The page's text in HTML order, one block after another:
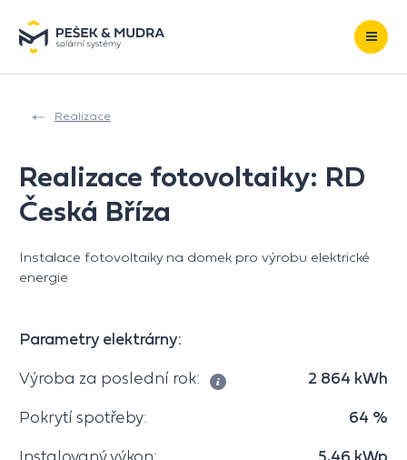
Realizace
Realizace fotovoltaiky: RD
Česká Bříza
Instalace fotovoltaiky na domek pro výrobu elektrické
energie
Parametry elektrárny:
Výroba za poslední rok: 2 864 kWh
Pokrytí spotřeby: 64 %